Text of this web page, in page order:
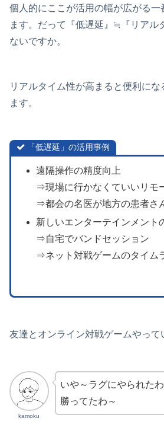
個人的にここが活用の幅が広がる一
ます。だって『低遅延』≒『リアル
ないですか。
リアルタイム性が高まると便利にな
ます。
「低遅延」の活用事例
遠隔操作の精度向上
⇒現場に行かなくていいリモ
⇒都会の名医が地方の患者さ
新しいエンターテインメント
⇒自宅でバンドセッション
⇒ネット対戦ゲームのタイム
友達とオンライン対戦ゲームやって
kamoku
いや～ラグにやられた
勝ってたわ～